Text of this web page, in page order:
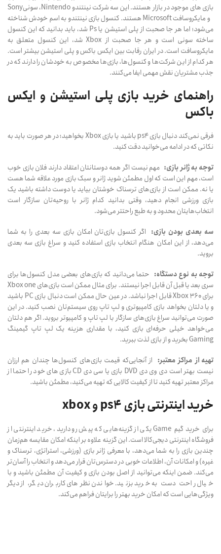
بازی های موجود در بازار هستند. این سه شرکت نینتندو Nintendo، سونیSony
و مایکروسافت Microsoft هستند. کنسول بازی نینتندو به اسم خودش شناخته
می‌شود؛ اما هر جا صحبت از پلی استیشن یا Ps شد، باید بدانید که این کنسول
ساخته سونی است و هر جا صحبت از Xbox شد، این کنسول متعلق به
مایکروسافت است. در ایران رقابت بین ایکس باکس و پلی استیشن بیشتر است.
هر کدام از این شرکت‌ها و کنسول‌ها، بازی‌ها مخصوص به خودشان را دارند که در
جذب مشتریان نقش مهمی ایفا می‌کنند.
راهنمای خرید بازی پلی استیشن و ایکس
باکس
فرقی نمی‌کند دنبال بازی ps4 باشید یا بازی Xbox بخواهید؛ در هر صورت باید به
نکاتی که در ادامه می‌خوانید دقت کنید.
توجه به ژانر بازی: مهم نیست اگر همه دوستانتان اعتقاد دارند فلان بازی خوب
است، مهم این است که اول مطمئن شوید ژانر و سبک بازی مورد علاقه شما هست
یا نه. ممکن است از بازی‌های ترسناک خوشتان بیاید یا دوست داشته باشید یک
بازی ورزشی انجام دهید، وقتی بدانید کدام ژانر با روحیه‌تان سازگار است
انتخاب‌هایتان محدود و به طبع راحتتر می‌شود.
سه بعدی بودن بازی: اگر کنسول بازی‌تان امکان بازی سه بعدی را به شما
می‌دهد، از این امکان هنگام انتخاب بازی استفاده کنید و سراغ بازی‌ سه بعدی
بروید.
توجه به نوع دستگاه: حتما می‌دانید که بازی‌های بعضی مدل کنسول‌ها برای
سری بعد یا قبل آن قابل اجرا نیستند. برای مثال ممکن است بازی‌های Xbox one
برای Xbox 360 قابل اجرا نباشد. در عین حال ممکن است دنبال بازی PC باشید
و یا دلتان بخواهد بازی کامپیوتری و لپ تاپ روی سیستم‌تان نصب کنید. در این
صورت می‌توانید سراغ بازی‌های سازگار با لپ تاپ و کامپیوتر بروید. اگر هم دلتان
می‌خواهد خیلی حرفه‌ای بازی کنید، با مقداری هزینه یک لپ تاپ گیمینگ
Gaming بخرید و از بازی لذت ببرید.
تهیه از مراکز معتبر: از آنجایی‌که قیمت بازی‌های کنسول‌ها چندان هم ارزان
نیست بهتر است دی وی دی DVD بازی یا سی دی CD بازی های خود را حتما از
مراکز معتبر تهیه کنید تا از کیفیت کالایی که تهیه می‌کنید، مطمئن باشید.
خرید اینترنتی بازی ps4 و xbox
برای خرید گیم Game یکی از گزینه‌هایی که پیش رو دارید، خرید اینترنتی از
فروشگاه اینترنتی دیجی‌کالا است. این گزینه علاوه بر اینکه امکان مقایسه هم‌زمان
چندین بازی را به شما می‌دهد، با معرفی ژانر بازی (ورزشی، استراتژی، ترسناک و
غیره) و امکانات آن، اطلاعات خوبی در دسترس‌تان قرار می‌دهد و انتخاب را آسان‌تر
می‌کند. ضمن اینکه می‌توانید از اصل بودن بازی و کیفیت آن مطمئن باشید و با
خیال راحت دست به خرید بزنید. خواندن نظرهای کاربران دیگر، از دیگر
ویژگی‌هایی است که امکان خرید بهتر را برایتان فراهم می‌کند.